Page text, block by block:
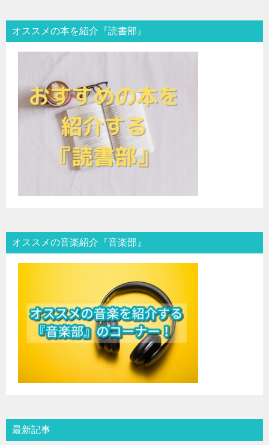
オススメの本を紹介『読書部』
オススメの音楽紹介『音楽部』
最新記事